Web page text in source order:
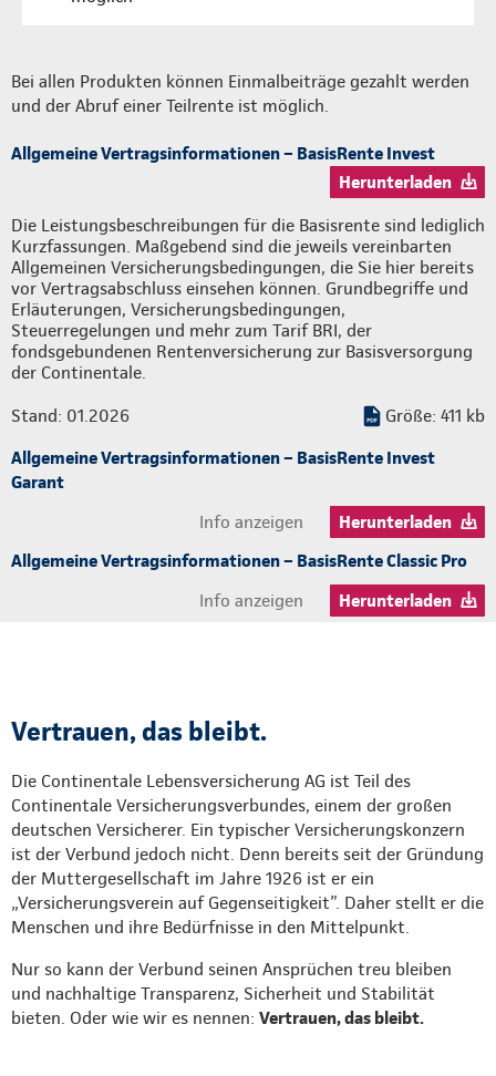
Bei allen Produkten können Einmalbeiträge gezahlt werden
und der Abruf einer Teilrente ist möglich.
Allgemeine Vertragsinformationen – BasisRente Invest
Herunterladen
Die Leistungsbeschreibungen für die Basisrente sind lediglich
Kurzfassungen. Maßgebend sind die jeweils vereinbarten
Allgemeinen Versicherungsbedingungen, die Sie hier bereits
vor Vertragsabschluss einsehen können. Grundbegriffe und
Erläuterungen, Versicherungsbedingungen,
Steuerregelungen und mehr zum Tarif BRI, der
fondsgebundenen Rentenversicherung zur Basisversorgung
der Continentale.
Stand: 01.2026
Größe: 411 kb
Allgemeine Vertragsinformationen – BasisRente Invest
Garant
Info anzeigen
Herunterladen
Allgemeine Vertragsinformationen – BasisRente Classic Pro
Info anzeigen
Herunterladen
Vertrauen, das bleibt.
Die Continentale Lebensversicherung AG ist Teil des
Continentale Versicherungsverbundes, einem der großen
deutschen Versicherer. Ein typischer Versicherungskonzern
ist der Verbund jedoch nicht. Denn bereits seit der Gründung
der Muttergesellschaft im Jahre 1926 ist er ein
„Versicherungsverein auf Gegenseitigkeit”. Daher stellt er die
Menschen und ihre Bedürfnisse in den Mittelpunkt.
Nur so kann der Verbund seinen Ansprüchen treu bleiben
und nachhaltige Transparenz, Sicherheit und Stabilität
bieten. Oder wie wir es nennen: Vertrauen, das bleibt.